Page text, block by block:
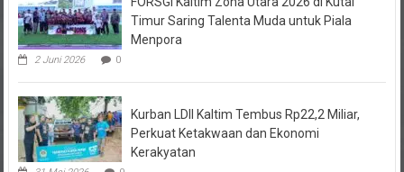
Menpora
2 Juni 2026 0
Perkuat Ketakwaan dan Ekonomi
Kerakyatan
31 Mei 2026 0